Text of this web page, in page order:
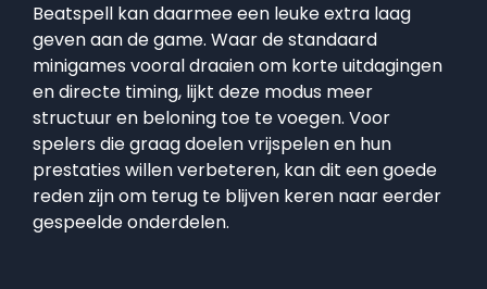
Beatspell kan daarmee een leuke extra laag
geven aan de game. Waar de standaard
minigames vooral draaien om korte uitdagingen
en directe timing, lijkt deze modus meer
structuur en beloning toe te voegen. Voor
spelers die graag doelen vrijspelen en hun
prestaties willen verbeteren, kan dit een goede
reden zijn om terug te blijven keren naar eerder
gespeelde onderdelen.